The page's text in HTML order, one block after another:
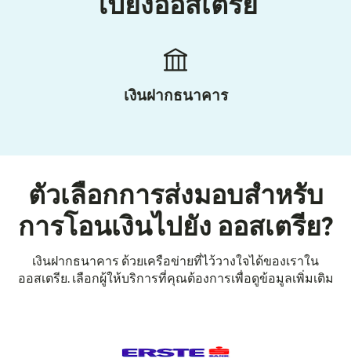
ไปยังออสเตรีย
เงินฝากธนาคาร
ตัวเลือกการส่งมอบสำหรับ
การโอนเงินไปยัง ออสเตรีย?
เงินฝากธนาคาร ด้วยเครือข่ายที่ไว้วางใจได้ของเราใน
ออสเตรีย. เลือกผู้ให้บริการที่คุณต้องการเพื่อดูข้อมูลเพิ่มเติม